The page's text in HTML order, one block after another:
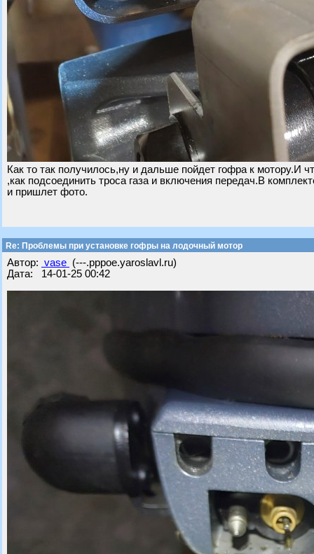
Как то так получилось,ну и дальше пойдет гофра к
,как подсоединить троса газа и включения передач.В
и пришлет фото.
Re: Проблемы при установке гофры на лодочный мотор
Автор: vase (---.pppoe.yaroslavl.ru)
Дата: 14-01-25 00:42